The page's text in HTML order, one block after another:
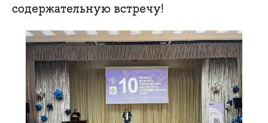
содержательную встречу!